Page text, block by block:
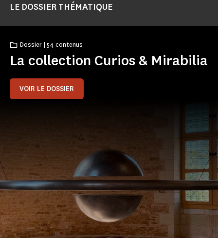
LE DOSSIER THÉMATIQUE
La collection Curios & Mirabilia
Dossier | 54 contenus
VOIR LE DOSSIER